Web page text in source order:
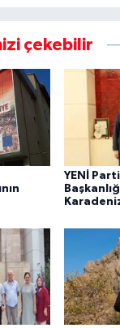
çekebilir
YENİ